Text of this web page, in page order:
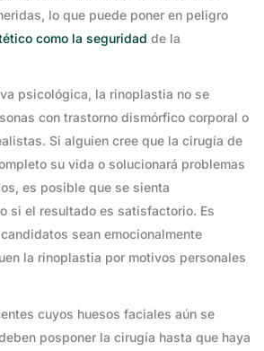
lo que puede poner en peligro
como la seguridad de la
psicológica, la rinoplastia no se
con trastorno dismórfico corporal o
Si alguien cree que la cirugía de
su vida o solucionará problemas
es posible que se sienta
si el resultado es satisfactorio. Es
sean emocionalmente
la rinoplastia por motivos personales
cuyos huesos faciales aún se
posponer la cirugía hasta que haya